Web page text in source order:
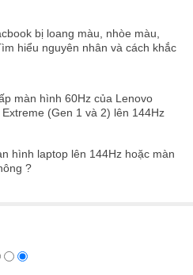
bị loang màu, nhòe màu,
hiểu nguyên nhân và cách khắc
màn hình 60Hz của Lenovo
(Gen 1 và 2) lên 144Hz
hình laptop lên 144Hz hoặc màn
?